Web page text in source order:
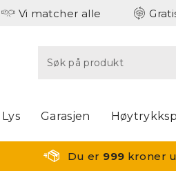
Vi matcher alle
Lys Garasjen
Du er 999 kroner